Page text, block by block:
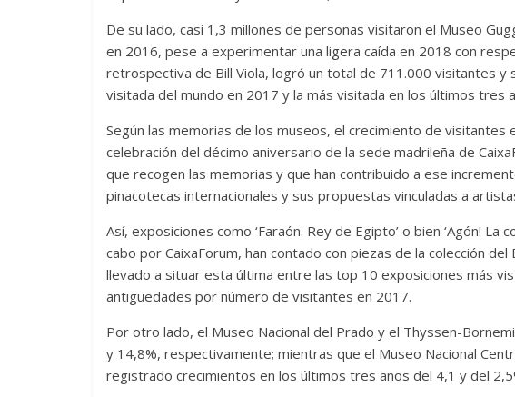
De su lado, casi 1,3 millones de personas visitaron el Museo
en 2016, pese a experimentar una ligera caída en 2018 con
retrospectiva de Bill Viola, logró un total de 711.000 visitantes y
visitada del mundo en 2017 y la más visitada en los últimos tres
Según las memorias de los museos, el crecimiento de visitantes
celebración del décimo aniversario de la sede madrileña de
que recogen las memorias y que han contribuido a ese
pinacotecas internacionales y sus propuestas vinculadas a
Así, exposiciones como ‘Faraón. Rey de Egipto’ o bien ‘Agón! La
cabo por CaixaForum, han contado con piezas de la colección
llevado a situar esta última entre las top 10 exposiciones más
antigüedades por número de visitantes en 2017.
Por otro lado, el Museo Nacional del Prado y el Thyssen-
y 14,8%, respectivamente; mientras que el Museo Nacional
registrado crecimientos en los últimos tres años del 4,1 y del